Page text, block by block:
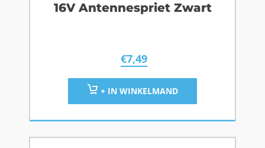
16V Antennespriet Zwart
€7,49
+ IN WINKELMAND